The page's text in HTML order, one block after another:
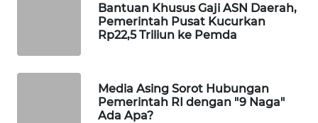
Bantuan Khusus Gaji ASN Daerah,
Pemerintah Pusat Kucurkan
Rp22,5 Triliun ke Pemda
Media Asing Sorot Hubungan
Pemerintah RI dengan "9 Naga"
Ada Apa?
UMKM